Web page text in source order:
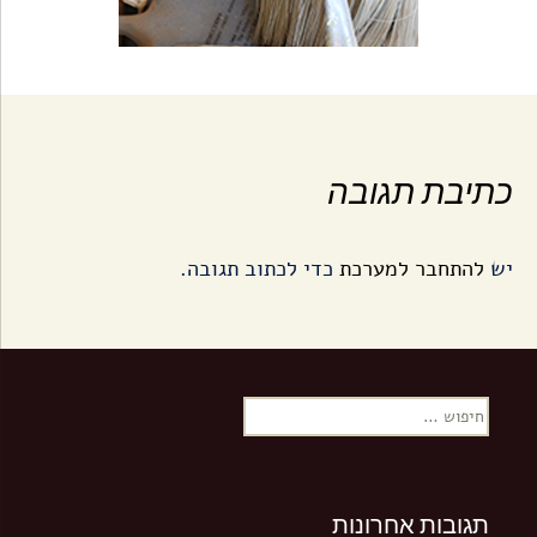
כתיבת תגובה
יש להתחבר למערכת כדי לכתוב תגובה.
ח
י
תגובות אחרונות